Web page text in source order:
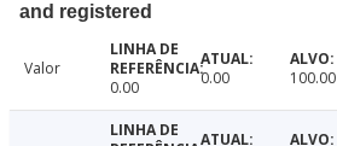
and registered
Valor
0.00
0.00 100.00